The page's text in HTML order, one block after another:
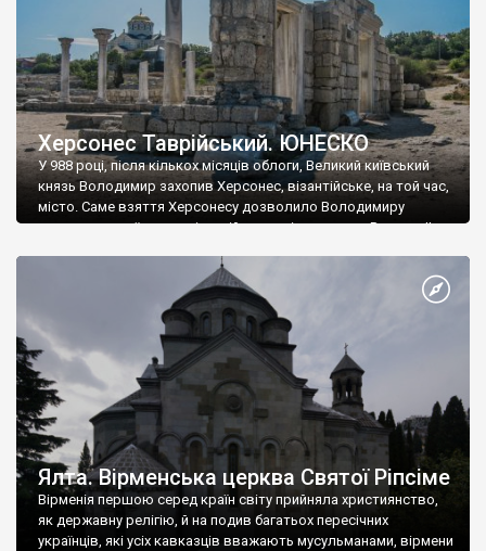
Херсонес Таврійський. ЮНЕСКО
У 988 році, після кількох місяців облоги, Великий київський
князь Володимир захопив Херсонес, візантійське, на той час,
місто. Саме взяття Херсонесу дозволило Володимиру
диктувати свої умови візантійському імператору Василю ІІ, та
Херсонесі Володимир-язичник, став Василем-християнином.
А потім було Хрещення Русі. На честь Херсонесу Таврійського
Ялта. Вірменська церква Святої Ріпсіме
Вірменія першою серед країн світу прийняла християнство,
як державну релігію, й на подив багатьох пересічних
українців, які усіх кавказців вважають мусульманами, вірмени